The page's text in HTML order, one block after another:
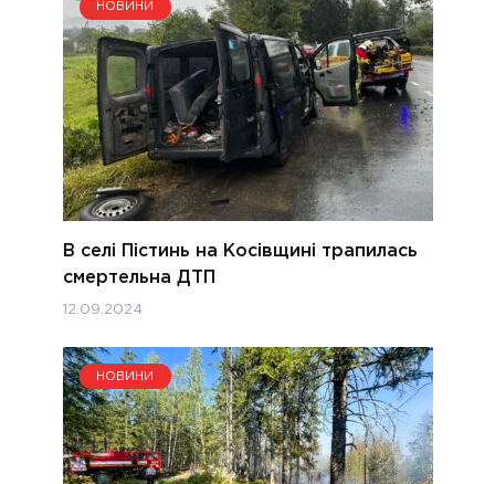
НОВИНИ
В селі Пістинь на Косівщині трапилась
смертельна ДТП
12.09.2024
НОВИНИ